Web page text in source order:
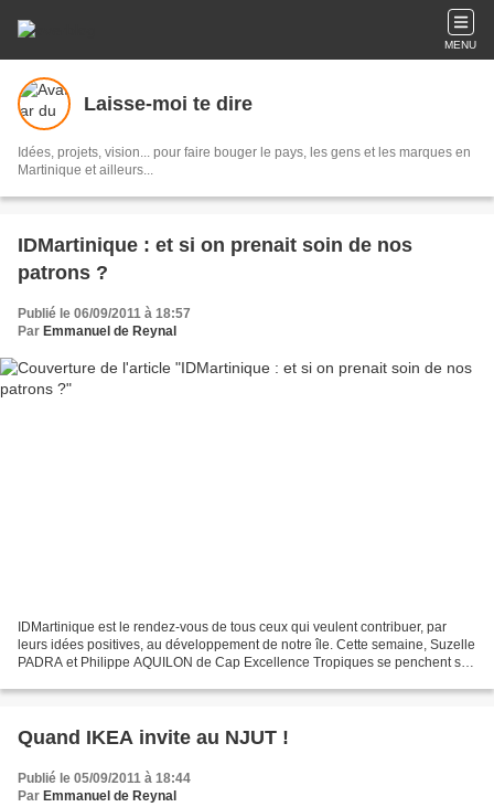
MENU
Laisse-moi te dire
Idées, projets, vision... pour faire bouger le pays, les gens et les marques en
Martinique et ailleurs...
IDMartinique : et si on prenait soin de nos
patrons ?
Publié le 06/09/2011 à 18:57
Par Emmanuel de Reynal
IDMartinique est le rendez-vous de tous ceux qui veulent contribuer, par
leurs idées positives, au développement de notre île. Cette semaine, Suzelle
PADRA et Philippe AQUILON de Cap Excellence Tropiques se penchent sur
Quand IKEA invite au NJUT !
Publié le 05/09/2011 à 18:44
Par Emmanuel de Reynal